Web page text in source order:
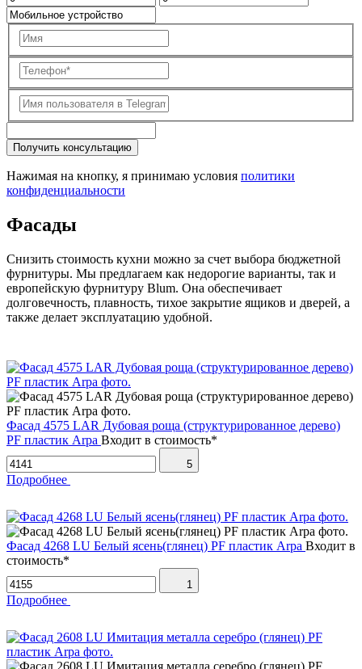
Получить консультацию
Нажимая на кнопку, я принимаю условия политики
конфиденциальности
Фасады
Снизить стоимость кухни можно за счет выбора бюджетной
фурнитуры. Мы предлагаем как недорогие варианты, так и
европейскую фурнитуру Blum. Она обеспечивает
долговечность, плавность, тихое закрытие ящиков и дверей, а
также делает эксплуатацию удобной.
Фасад 4575 LAR Дубовая роща (структурированное дерево)
PF пластик Arpa Входит в стоимость*
5
Подробнее
Фасад 4268 LU Белый ясень(глянец) PF пластик Arpa Входит в
стоимость*
1
Подробнее